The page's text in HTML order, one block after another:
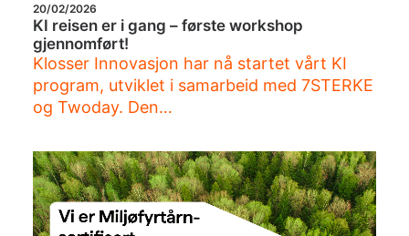
20/02/2026
KI reisen er i gang – første workshop
gjennomført!
Klosser Innovasjon har nå startet vårt KI
program, utviklet i samarbeid med 7STERKE
og Twoday. Den…